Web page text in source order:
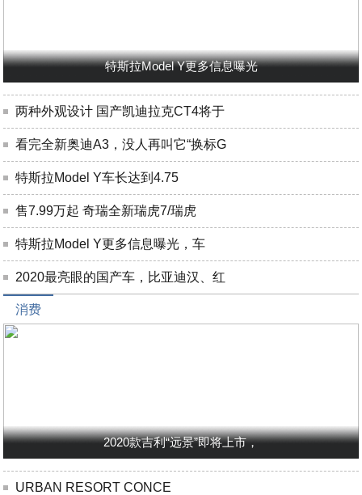
特斯拉Model Y更多信息曝光
两种外观设计 国产凯迪拉克CT4将于
看完全新奥迪A3，没人再叫它“换标G
特斯拉Model Y车长达到4.75
售7.99万起 奇瑞全新瑞虎7/瑞虎
特斯拉Model Y更多信息曝光，车
2020最亮眼的国产车，比亚迪汉、红
消费
2020款吉利“远景”即将上市，
URBAN RESORT CONCE